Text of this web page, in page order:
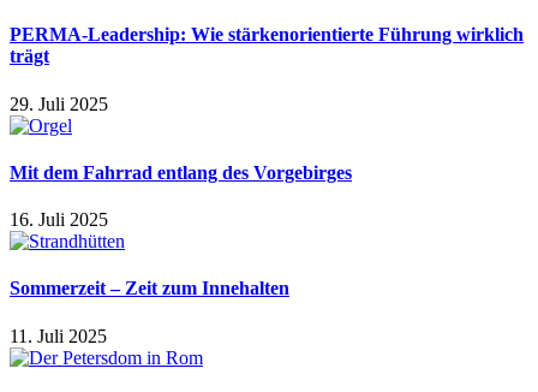
PERMA-Leadership: Wie stärkenorientierte Führung wirklich
trägt
29. Juli 2025
Mit dem Fahrrad entlang des Vorgebirges
16. Juli 2025
Sommerzeit – Zeit zum Innehalten
11. Juli 2025